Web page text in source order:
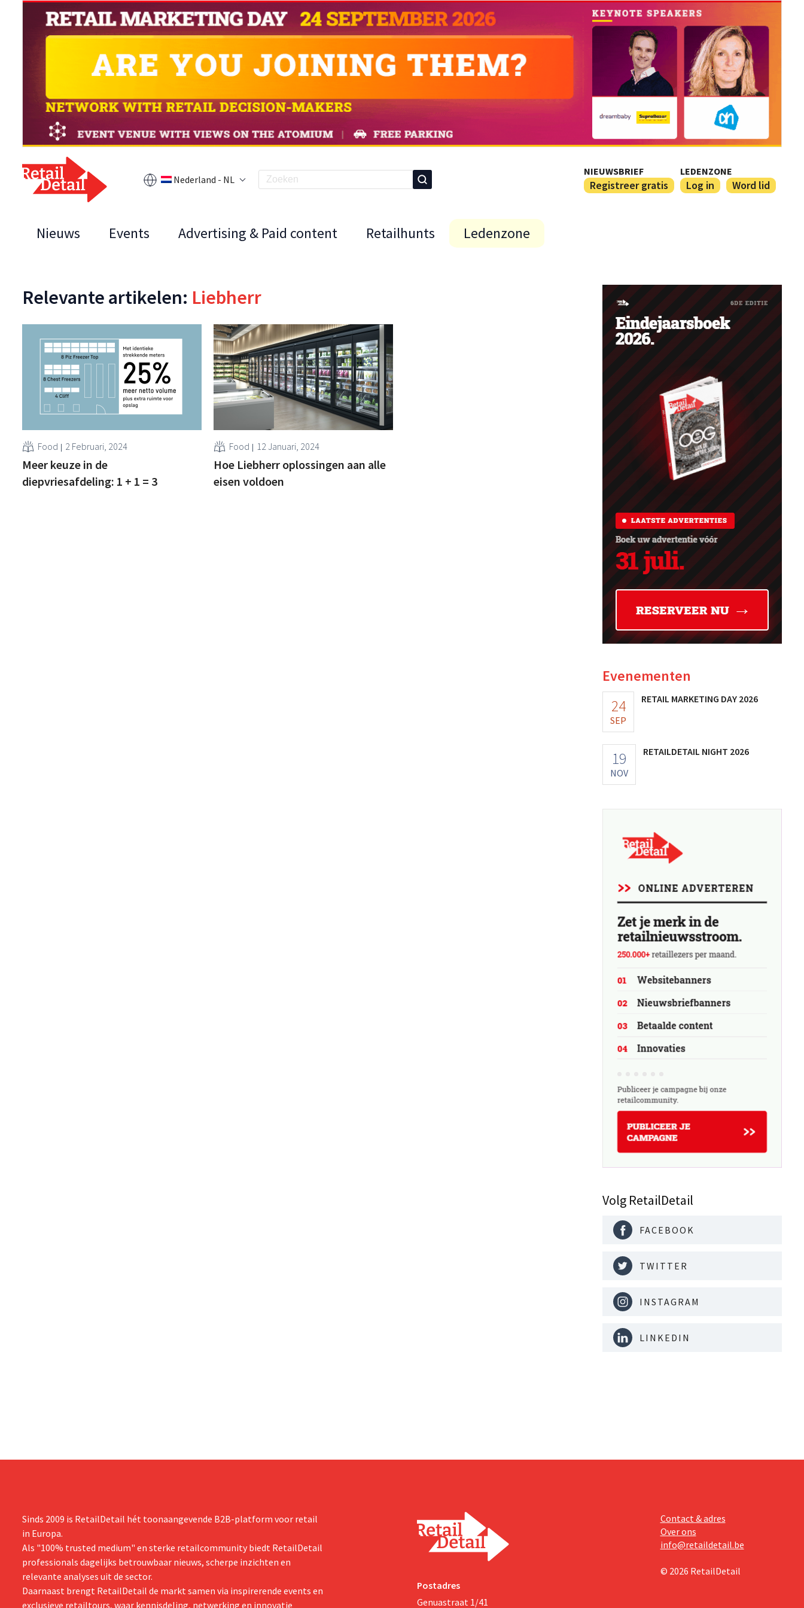
Nederland - NL
NIEUWSBRIEF
Registreer gratis
LEDENZONE
Log in Word lid
Nieuws Events Advertising & Paid content Retailhunts Ledenzone
Relevante artikelen: Liebherr
Food 2 Februari, 2024
Meer keuze in de
diepvriesafdeling: 1 + 1 = 3
Food 12 Januari, 2024
Hoe Liebherr oplossingen aan alle
eisen voldoen
Evenementen
24
SEP
RETAIL MARKETING DAY 2026
19
NOV
RETAILDETAIL NIGHT 2026
Volg RetailDetail
FACEBOOK
TWITTER
INSTAGRAM
LINKEDIN
Sinds 2009 is RetailDetail hét toonaangevende B2B-platform voor retail
in Europa.
Als "100% trusted medium" en sterke retailcommunity biedt RetailDetail
professionals dagelijks betrouwbaar nieuws, scherpe inzichten en
relevante analyses uit de sector.
Daarnaast brengt RetailDetail de markt samen via inspirerende events en
exclusieve retailtours, waar kennisdeling, netwerking en innovatie
Postadres
Genuastraat 1/41
Contact & adres
Over ons
info@retaildetail.be
© 2026 RetailDetail